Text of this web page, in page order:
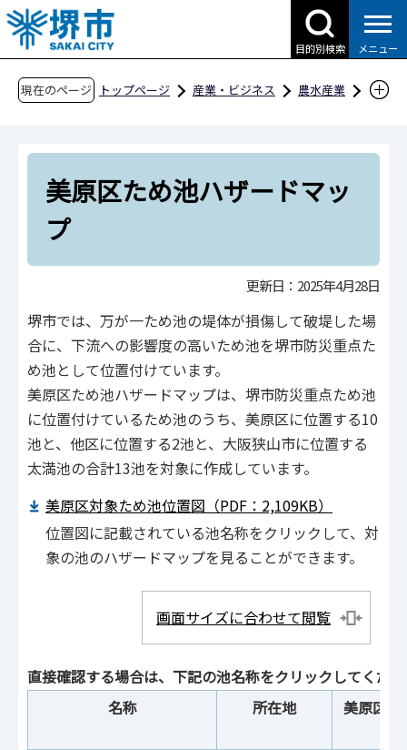
こ
の
ペ
目的別検索 メニュー
現在のページ トップページ 産業・ビジネス
農水産業
美原区ため池ハザードマップ
美原区ため池ハザードマッ
プ
更新日：2025年4月28日
堺市では、万が一ため池の堤体が損傷して破堤した場
合に、下流への影響度の高いため池を堺市防災重点た
め池として位置付けています。
美原区ため池ハザードマップは、堺市防災重点ため池
に位置付けているため池のうち、美原区に位置する10
池と、他区に位置する2池と、大阪狭山市に位置する
太満池の合計13池を対象に作成しています。
美原区対象ため池位置図（PDF：2,109KB）
位置図に記載されている池名称をクリックして、対
象の池のハザードマップを見ることができます。
画面サイズに合わせて閲覧
直接確認する場合は、下記の池名称をクリックしてくだ
名称
所在地
美原区域